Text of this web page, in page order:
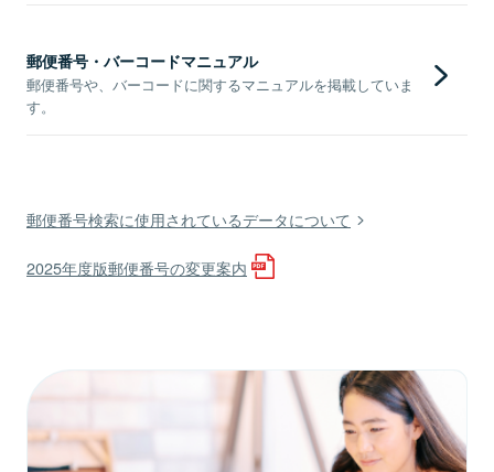
郵便番号・バーコードマニュアル
郵便番号や、バーコードに関するマニュアルを掲載していま
す。
郵便番号検索に使用されているデータについて
2025年度版郵便番号の変更案内